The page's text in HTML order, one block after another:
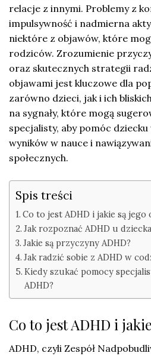
relacje z innymi. Problemy z
impulsywność i nadmierna
niektóre z objawów, które
rodziców. Zrozumienie
oraz skutecznych strategii
objawami jest kluczowe dla
zarówno dzieci, jak i ich
na sygnały, które mogą
specjalisty, aby pomóc
wyników w nauce i
społecznych.
Spis treści
Co to jest ADHD i jakie są jego
Jak rozpoznać ADHD u
Jakie są przyczyny ADHD?
Jak radzić sobie z ADHD w
Kiedy szukać pomocy
ADHD?
Co to jest ADHD i
ADHD, czyli Zespół